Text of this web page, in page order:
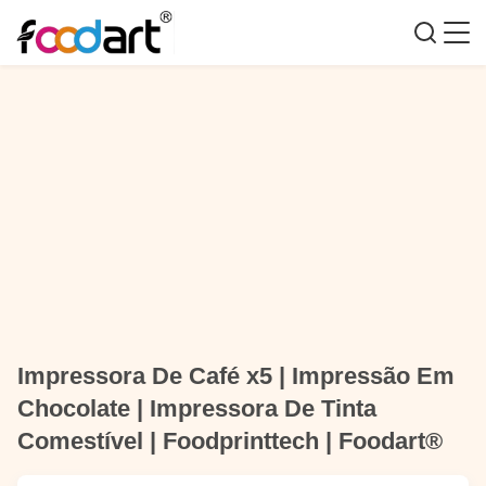
Impressora De Café x5 | Impressão Em
Chocolate | Impressora De Tinta
Comestível | Foodprinttech | Foodart®